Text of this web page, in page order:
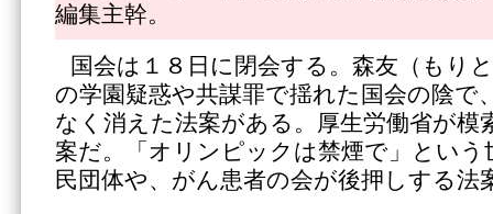
編集主幹。
国会は１８日に閉会する。森友（もり
の学園疑惑や共謀罪で揺れた国会の陰で
なく消えた法案がある。厚生労働省が模
案だ。「オリンピックは禁煙で」という
民団体や、がん患者の会が後押しする法